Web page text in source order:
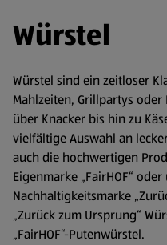
Würstel
Würstel sind ein zeitloser
Mahlzeiten, Grillpartys
über Knacker bis hin zu
vielfältige Auswahl an
auch die hochwertigen
Eigenmarke „FairHOF“
Nachhaltigkeitsmarke
„Zurück zum Ursprung“
„FairHOF“-Putenwürstel.